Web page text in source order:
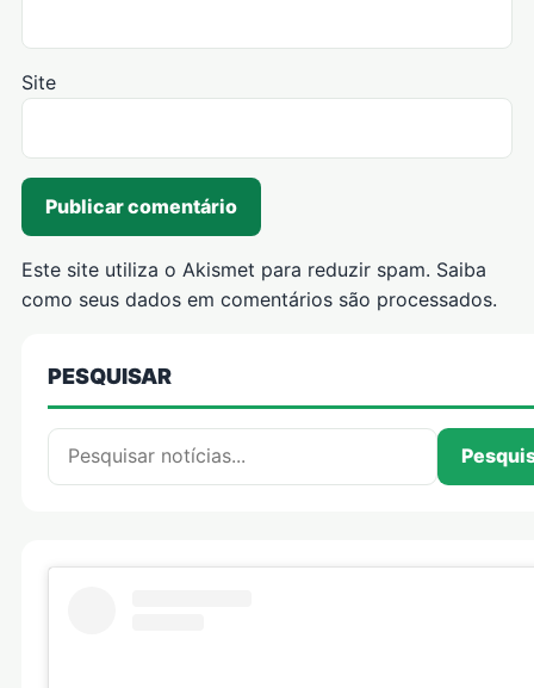
Site
Este site utiliza o Akismet para reduzir spam. Saiba
como seus dados em comentários são processados.
PESQUISAR
Pesquisar por: